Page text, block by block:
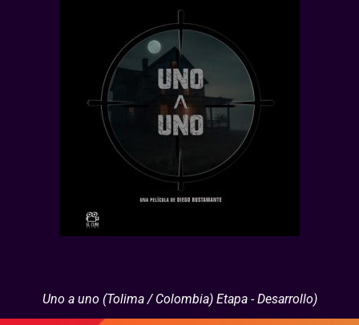
Uno a uno (Tolima / Colombia) Etapa - Desarrollo)